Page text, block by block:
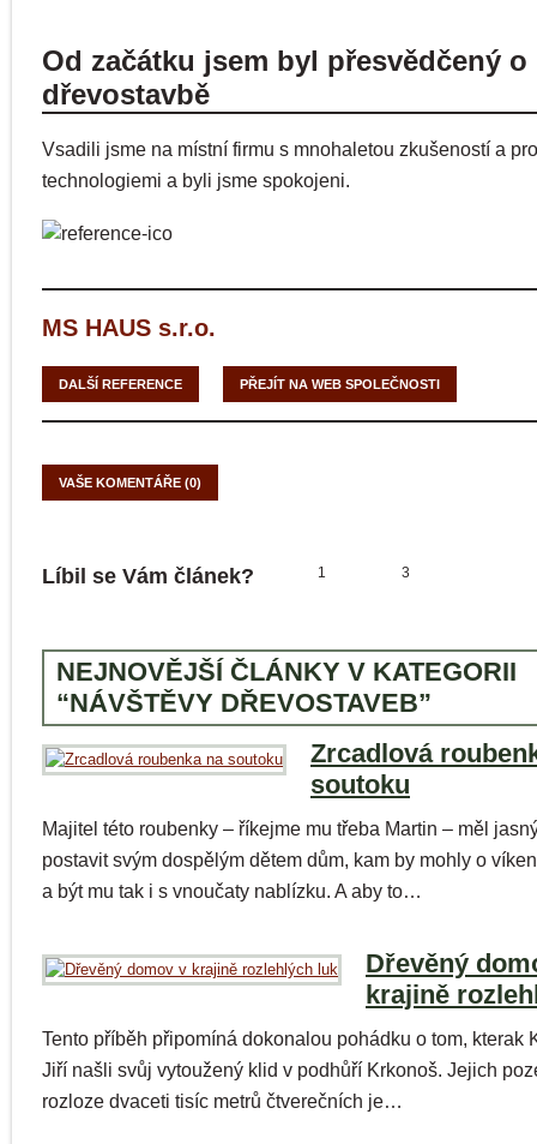
Od začátku jsem byl přesvědčený o
dřevostavbě
Vsadili jsme na místní firmu s mnohaletou zkušeností a
technologiemi a byli jsme spokojeni.
MS HAUS s.r.o.
DALŠÍ REFERENCE PŘEJÍT NA WEB SPOLEČNOSTI
VAŠE KOMENTÁŘE (0)
Líbil se Vám článek? 3
1
NEJNOVĚJŠÍ ČLÁNKY V KATEGORII
“NÁVŠTĚVY DŘEVOSTAVEB”
Zrcadlová
soutoku
Majitel této roubenky – říkejme mu třeba Martin – měl
postavit svým dospělým dětem dům, kam by mohly o
a být mu tak i s vnoučaty nablízku. A aby to…
Dřevěný
krajině
Tento příběh připomíná dokonalou pohádku o tom, kterak
Jiří našli svůj vytoužený klid v podhůří Krkonoš. Jejich
rozloze dvaceti tisíc metrů čtverečních je…